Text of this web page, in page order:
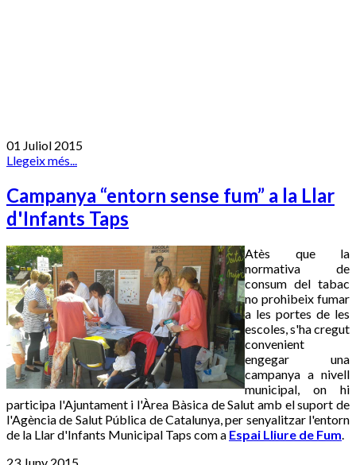
01 Juliol 2015
Llegeix més...
Campanya “entorn sense fum” a la Llar
d'Infants Taps
Atès que la
normativa de
consum del tabac
no prohibeix fumar
a les portes de les
escoles, s'ha cregut
convenient
engegar una
campanya a nivell
municipal, on hi
participa l'Ajuntament i l'Àrea Bàsica de Salut amb el suport de
l'Agència de Salut Pública de Catalunya, per senyalitzar l'entorn
de la Llar d'Infants Municipal Taps com a Espai Lliure de Fum
23 Juny 2015